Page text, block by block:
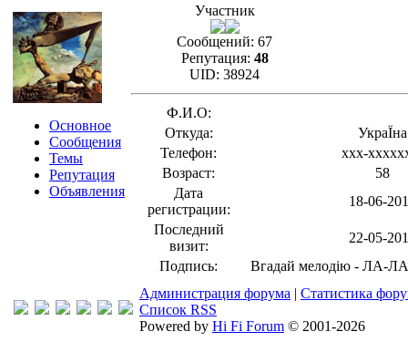
Основное
Сообщения
Темы
Репутация
Объявления
Участник
Сообщений: 67
Репутация: 48
UID: 38924
Ф.И.О:
Откуда:
УкраЇна
Телефон:
xxx-
Возраст:
58
Дата
регистрации:
18-06-
Последний
визит:
22-05-
Подпись:
Вгадай мелодію -
Администрация форума | Статистика
Список RSS
Powered by Hi Fi Forum © 2001-2026